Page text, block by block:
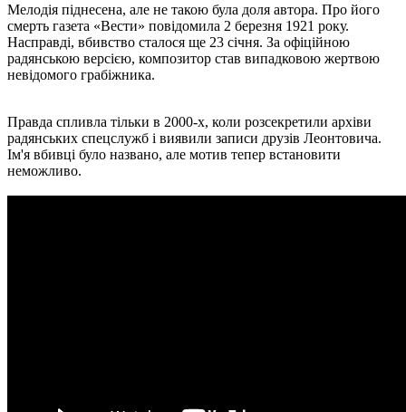
Мелодія піднесена, але не такою була доля автора. Про його
смерть газета «Вести» повідомила 2 березня 1921 року.
Насправді, вбивство сталося ще 23 січня. За офіційною
радянською версією, композитор став випадковою жертвою
невідомого грабіжника.
Правда спливла тільки в 2000-х, коли розсекретили архіви
радянських спецслужб і виявили записи друзів Леонтовича.
Ім'я вбивці було названо, але мотив тепер встановити
неможливо.